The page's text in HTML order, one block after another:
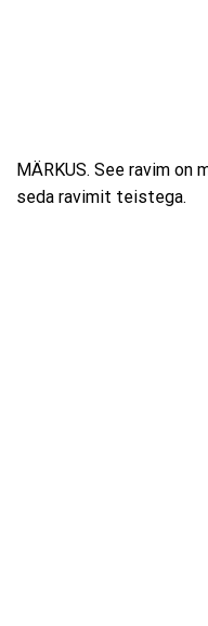
MÄRKUS. See ravim on
seda ravimit teistega.